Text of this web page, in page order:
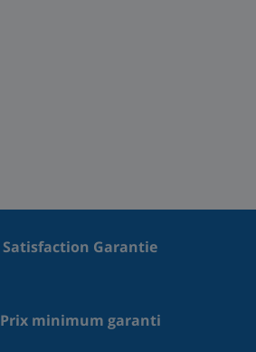
Satisfaction Garantie
Prix minimum garanti